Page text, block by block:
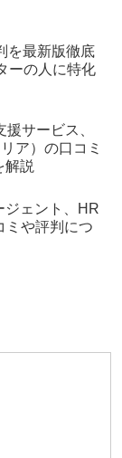
を最新版徹底
ーの人に特化
サービス、
ア）の口コミ
解説
ジェント、HR
ミや評判につ